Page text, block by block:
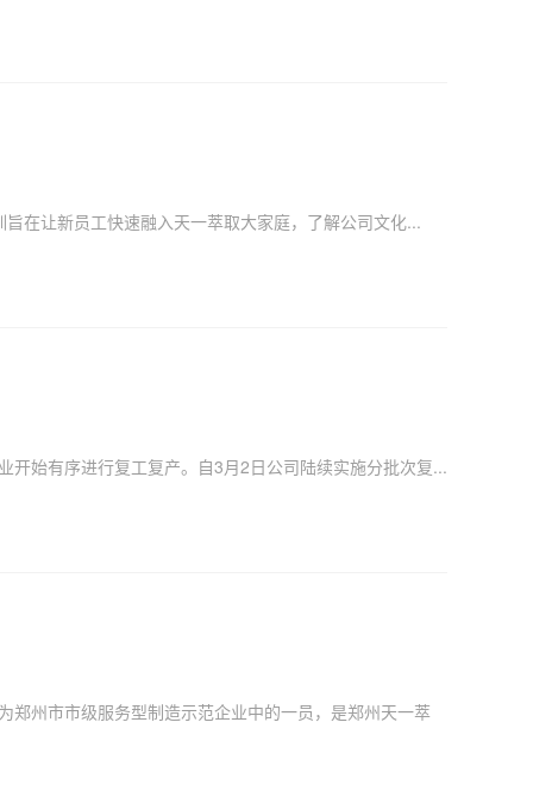
在让新员工快速融入天一萃取大家庭，了解公司文化...
开始有序进行复工复产。自3月2日公司陆续实施分批次复...
州市市级服务型制造示范企业中的一员，是郑州天一萃